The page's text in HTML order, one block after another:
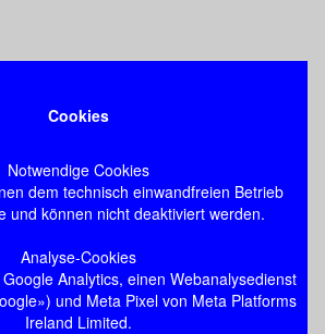
Cookies
Notwendige Cookies
dem technisch einwandfreien Betrieb
und können nicht deaktiviert werden.
Analyse-Cookies
Analytics, einen Webanalysedienst
und Meta Pixel von Meta Platforms
Ireland Limited.
Blutgerinnung)